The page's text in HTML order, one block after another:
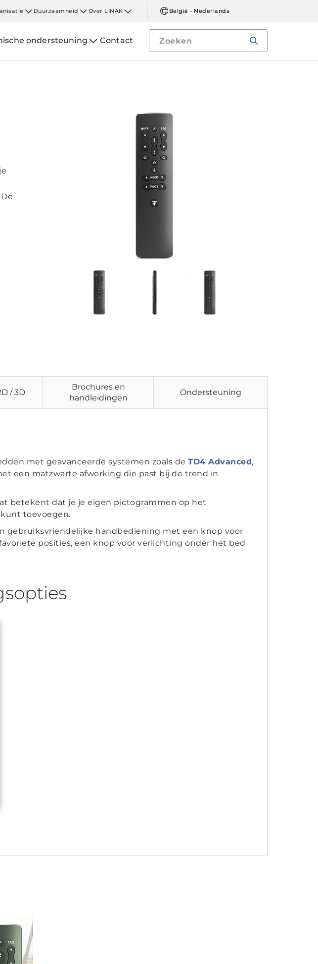
Duurzaamheid Over LINAK België - Nederlands
ondersteuning Contact
/ 3D
Brochures en
handleidingen
Ondersteuning
met geavanceerde systemen zoals de TD4 Advanced,
een matzwarte afwerking die past bij de trend in
betekent dat je je eigen pictogrammen op het
toevoegen.
gebruiksvriendelijke handbediening met een knop voor
posities, een knop voor verlichting onder het bed